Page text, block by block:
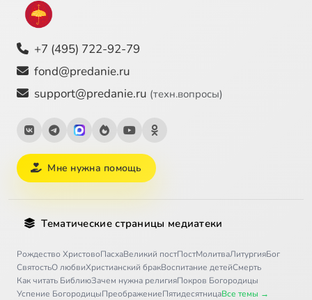
24
25 Ценность семьи
26 Ветхий Завет
28 Эпоха гонений на христиан
+7 (495) 722-92-79
fond@predanie.ru
support@predanie.ru (техн.вопросы)
Мне нужна помощь
Тематические страницы медиатеки
Рождество ХристовоПасхаВеликий постПостМолитваЛитургияБог
СвятостьО любвиХристианский бракВоспитание детейСмерть
Как читать БиблиюЗачем нужна религияПокров Богородицы
Успение БогородицыПреображениеПятидесятницаВсе темы →